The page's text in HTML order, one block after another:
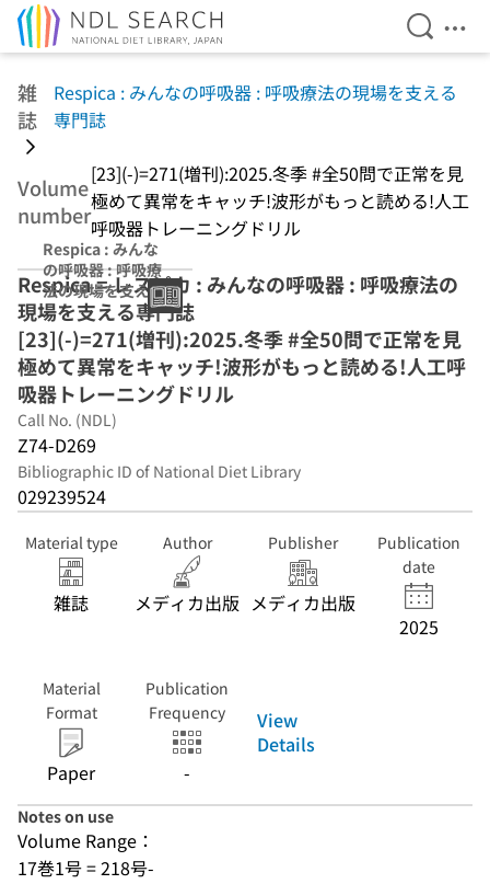
Open
雑
誌
Respica : みんなの呼吸器 : 呼吸療法の現場を支える
専門誌
Volume
number
[23](-)=271(増刊):2025.冬季 #全50問で正常を見
極めて異常をキャッチ!波形がもっと読める!人工
呼吸器トレーニングドリル
Respica : みんな
の呼吸器 : 呼吸療
法の現場を支える
専門誌 [23]
(-)=271(増
刊):2025.冬季 #全
50問で正常を見極
めて異常をキャッ
チ!波形がもっと
読める!人工呼吸
器トレーニングド
リル
Respica = レスピカ : みんなの呼吸器 : 呼吸療法の
現場を支える専門誌
[23](-)=271(増刊):2025.冬季 #全50問で正常を見
極めて異常をキャッチ!波形がもっと読める!人工呼
吸器トレーニングドリル
Call No. (NDL)
Z74-D269
Bibliographic ID of National Diet Library
029239524
Material type
雑誌
Author
メディカ出版
Publisher
メディカ出版
Publication
date
2025
Material
Format
Paper
Publication
Frequency
-
View
Details
Notes on use
Volume Range：
17巻1号 = 218号-